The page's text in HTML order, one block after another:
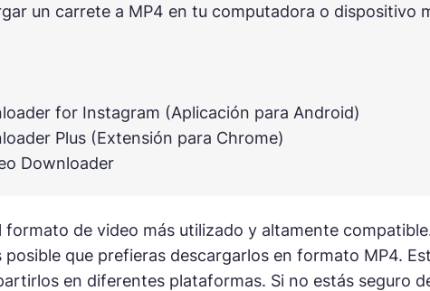
un carrete a MP4 en tu computadora o dispositivo
for Instagram (Aplicación para Android)
Plus (Extensión para Chrome)
Downloader
formato de video más utilizado y altamente
posible que prefieras descargarlos en formato MP4.
en diferentes plataformas. Si no estás seguro